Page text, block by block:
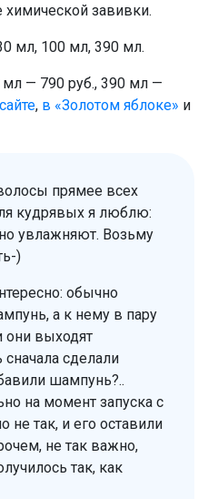
завивки.
мл, 100 мл, 390 мл.
— 790 руб., 390 мл —
, в «Золотом яблоке» и
прямее всех
кудрявых я люблю:
увлажняют. Возьму
)
обычно
а к нему в пару
они выходят
сделали
шампунь?..
на момент запуска с
так, и его оставили
не так важно,
так, как